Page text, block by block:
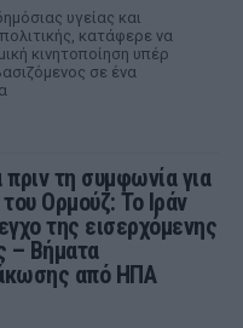
υγείας και
κατάφερε να
κινητοποίηση υπέρ
σε ένα
τη συμφωνία για
Ορμούζ: Το Ιράν
της εισερχόμενης
– Βήματα
από ΗΠΑ